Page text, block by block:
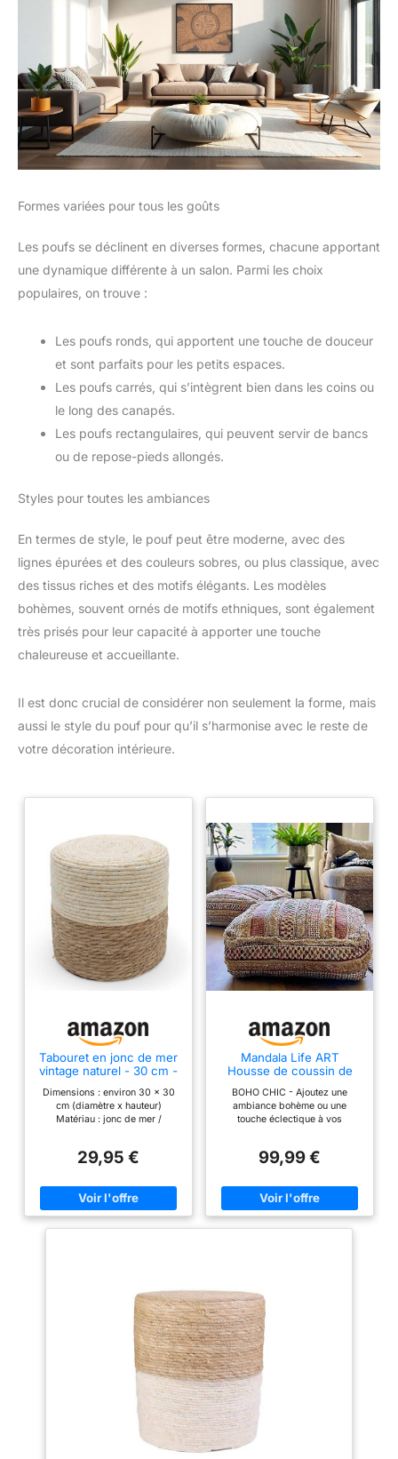
Formes variées pour tous les goûts
Les poufs se déclinent en diverses formes, chacune apportant
une dynamique différente à un salon. Parmi les choix
populaires, on trouve :
Les poufs ronds, qui apportent une touche de douceur
et sont parfaits pour les petits espaces.
Les poufs carrés, qui s’intègrent bien dans les coins ou
le long des canapés.
Les poufs rectangulaires, qui peuvent servir de bancs
ou de repose-pieds allongés.
Styles pour toutes les ambiances
En termes de style, le pouf peut être moderne, avec des
lignes épurées et des couleurs sobres, ou plus classique, avec
des tissus riches et des motifs élégants. Les modèles
bohèmes, souvent ornés de motifs ethniques, sont également
très prisés pour leur capacité à apporter une touche
chaleureuse et accueillante.
Il est donc crucial de considérer non seulement la forme, mais
aussi le style du pouf pour qu’il s’harmonise avec le reste de
votre décoration intérieure.
Tabouret en jonc de mer
vintage naturel - 30 cm -
bohème - En jute -
Repose-pieds - Tabouret
- Coussin d'assise
Dimensions : environ 30 x 30
cm (diamètre x hauteur)
Matériau : jonc de mer /
clair/naturel foncé Joli pouf en
noué Avec pieds en plastique
pour protéger le sol Stable
grâce au poids élevé d'environ
2,5 kg Idéal comme petit siège
29,95 €
Mandala Life ART
Housse de coussin de
de laine pure et coton –
61 x 61 x 20,3 cm –
Rembourrage non inclus
main – Housse de pouf
marocaine de luxe
BOHO CHIC - Ajoutez une
ambiance bohème ou une
touche éclectique à vos
chambres, les salons ou les
offrant un accent créatif, utile et
luxueux à n'importe quel
espace, QUALITÉ ARTISANALE
AUTHENTIQUE - Tous nos
d'authenticité inégalé par les
imitateurs produits en série.
Capturez la magie de l'Inde
avec un coussin de sol de
Mandala Life ART! AMÉLIOREZ
VOTRE DÉCOR - Élevez votre
espace avec un élément de
surprise inattendu! Avec autant
de modèles, de couleurs et de
tailles à choisir, vous êtes sûr
de trouver le coussin de sol
parfait pour correspondre à
votre style unique. REMPLISSEZ
99,99 €